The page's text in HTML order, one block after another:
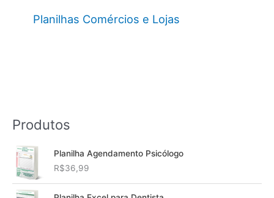
Planilhas Comércios e Lojas
Produtos
Planilha Agendamento Psicólogo
R$36,99